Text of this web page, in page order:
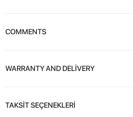
COMMENTS
WARRANTY AND DELİVERY
TAKSİT SEÇENEKLERİ